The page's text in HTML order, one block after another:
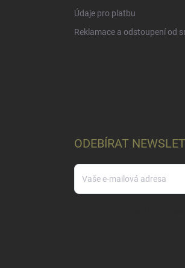
Údaje pro platbu
Reklamace a odstoupení od
ODEBÍRAT